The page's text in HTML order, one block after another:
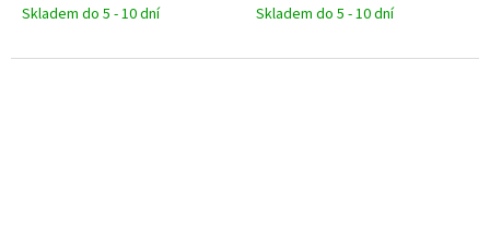
Skladem do 5 - 10 dní Skladem do 5 - 10 dní